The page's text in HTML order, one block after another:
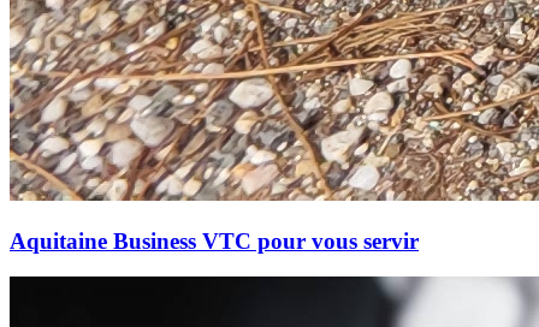
Aquitaine Business VTC pour vous servir